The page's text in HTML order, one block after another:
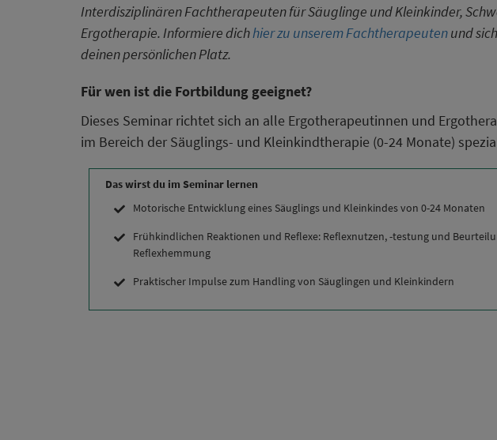
Interdisziplinären Fachtherapeuten für Säuglinge und Kleinkinder,
Ergotherapie. Informiere dichhier zu unserem Fachtherapeutenund
deinen persönlichen Platz.
Für wen ist die Fortbildung geeignet?
Dieses Seminar richtet sich an alle Ergotherapeutinnen und
im Bereich der Säuglings- und Kleinkindtherapie (0-24 Monate)
Das wirst du im Seminar lernen
Motorische Entwicklung eines Säuglings und Kleinkindes von 0-24 Monaten
Frühkindlichen Reaktionen und Reflexe: Reflexnutzen, -testung und
Reflexhemmung
Praktischer Impulse zum Handling von Säuglingen und Kleinkindern